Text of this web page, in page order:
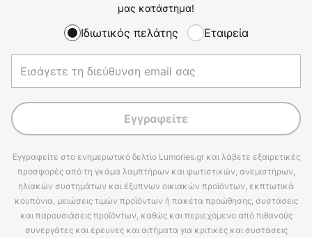
μας κατάστημα!
Ιδιωτικός πελάτης Εταιρεία
Εγγραφείτε
Εγγραφείτε στο ενημερωτικό δελτίο Lumories.gr και λάβετε εξαιρετικές
προσφορές από τη γκάμα λαμπτήρων και φωτιστικών, ανεμιστήρων,
ηλιακών συστημάτων και έξυπνων οικιακών προϊόντων, εκπτωτικά
κουπόνια, μειώσεις τιμών προϊόντων ή πακέτα προώθησης, συστάσεις
και παρουσιάσεις προϊόντων, καθώς και περιεχόμενο από πιθανούς
συνεργάτες και έρευνες και αιτήματα για κριτικές και συστάσεις